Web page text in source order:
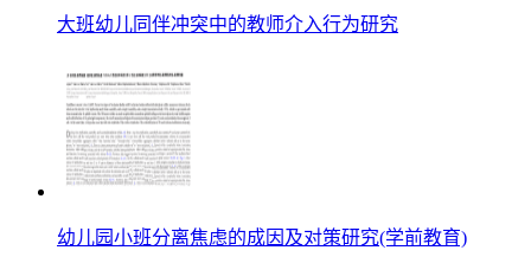
大班幼儿同伴冲突中的教师介入行为研究
幼儿园小班分离焦虑的成因及对策研究(学前教育)